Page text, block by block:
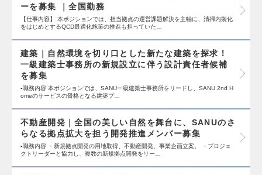
ーを募集 ｜全国勤務
【仕事内容】 本ポジションでは、担当拠点の運営課題解決を主軸に、清掃内製化
をはじめとするQCD最適化施策の推進も担っていた…
建築｜自然環境を切り口とした新たな建築を探求！
一級建築士事務所の新規設立に伴う設計責任者候補
を募集
▪️職務内容 本ポジションでは、SANU一級建築士事務所をリードし、SANU 2nd H
omeのサービスの骨格となる建築プ…
不動産開発｜全国の美しい自然を舞台に、SANUのさ
らなる拠点拡大を担う開発推進メンバー募集
▪️職務内容 ・新規拠点開発の用地取得、不動産開発、事業企画立案。 ・プロジェ
クトリーダーと協力し、複数の新規拠点開発をリー…